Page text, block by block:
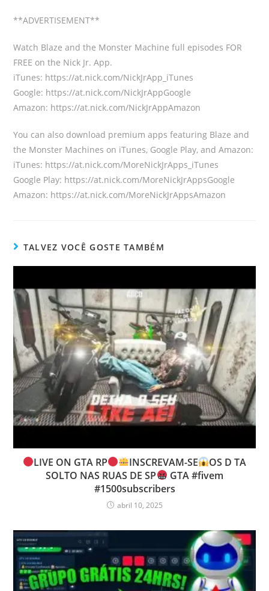
**ADVERTISEMENT**
Watch Blaze and the Monster Machine full episodes FOR
FREE on the Nick Jr. App.
iTunes: https://at.nick.com/NickJrApp_iTunes
Google: https://at.nick.com/NickJrAppGoogle
Amazon: https://at.nick.com/NickJrAppAmazon
You can also download premium apps featuring Blaze and
the Monster Machines on iTunes, Google Play, and Amazon:
iTunes: https://at.nick.com/MoreNickJrApps_iTunes
Google Play: https://at.nick.com/MoreNickJrAppsGoogle
Amazon: https://at.nick.com/MoreNickJrAppsAmazon
TALVEZ VOCÊ GOSTE TAMBÉM
LIVE ON GTA RP INSCREVAM-SE
OS D TA
SOLTO NAS RUAS DE SP
GTA #fivem
#1500subscribers
abril 10, 2025